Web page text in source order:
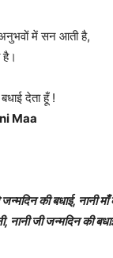
में सन आती है,
है।
देता हूँ !
Maa
की बधाई, नानी माँ
नानी जी जन्मदिन की